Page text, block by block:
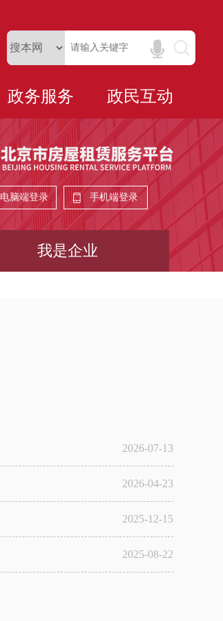
政务服务 政民互动
电脑端登录 手机端登录
我是企业
2026-07-13
2026-04-23
2025-12-15
2025-08-22